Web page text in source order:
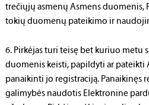
trečiųjų asmenų Asmens duomenis,
tokių duomenų pateikimo ir
6. Pirkėjas turi teisę bet kuriuo metu
duomenis keisti, papildyti ar pateikti
panaikinti jo registraciją. Panaikinęs
galimybės naudotis Elektronine